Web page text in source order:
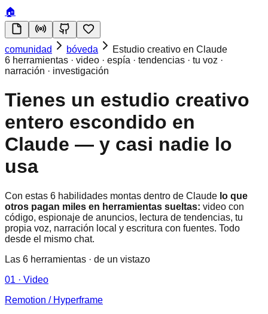
🏠
comunidad bóveda
Estudio creativo en Claude
6 herramientas · video · espía · tendencias · tu voz ·
narración · investigación
Tienes un estudio creativo
entero escondido en
Claude — y casi nadie lo
usa
Con estas 6 habilidades montas dentro de Claude lo que
otros pagan miles en herramientas sueltas: video con
código, espionaje de anuncios, lectura de tendencias, tu
propia voz, narración local y escritura con fuentes. Todo
desde el mismo chat.
Las 6 herramientas · de un vistazo
01 · Video
Remotion / Hyperframe